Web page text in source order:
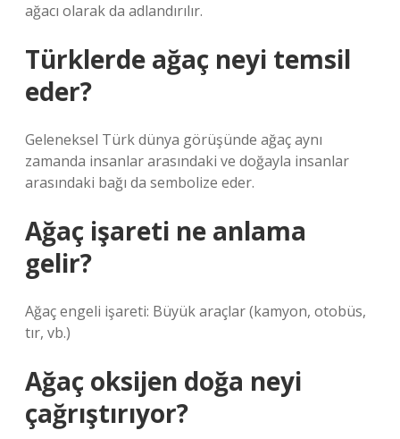
ağacı olarak da adlandırılır.
Türklerde ağaç neyi temsil
eder?
Geleneksel Türk dünya görüşünde ağaç aynı
zamanda insanlar arasındaki ve doğayla insanlar
arasındaki bağı da sembolize eder.
Ağaç işareti ne anlama
gelir?
Ağaç engeli işareti: Büyük araçlar (kamyon, otobüs,
tır, vb.)
Ağaç oksijen doğa neyi
çağrıştırıyor?